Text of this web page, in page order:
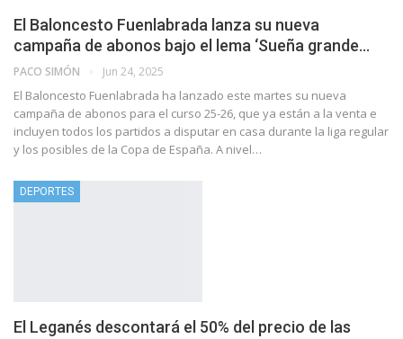
El Baloncesto Fuenlabrada lanza su nueva
campaña de abonos bajo el lema ‘Sueña grande…
PACO SIMÓN Jun 24, 2025
El Baloncesto Fuenlabrada ha lanzado este martes su nueva
campaña de abonos para el curso 25-26, que ya están a la venta e
incluyen todos los partidos a disputar en casa durante la liga regular
y los posibles de la Copa de España. A nivel…
DEPORTES
El Leganés descontará el 50% del precio de las